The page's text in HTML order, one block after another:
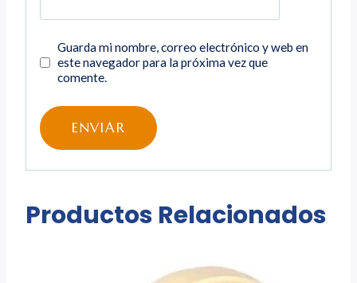
Guarda mi nombre, correo electrónico y web en
este navegador para la próxima vez que
comente.
Productos Relacionados